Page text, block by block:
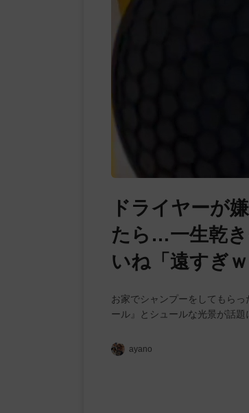
ドライヤーが
たら…一生乾
いね「遠すぎ
お家でシャンプーをしてもら
ール』とシュールな光景が話題
ayano